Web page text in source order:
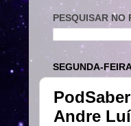
PESQUISAR NO
SEGUNDA-
Andre